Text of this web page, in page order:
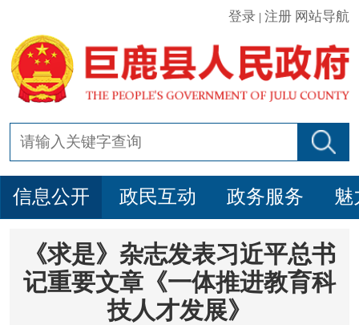
登录 |注册 网站导航
信息公开 政民互动 政务服务 魅
《求是》杂志发表习近平总书
记重要文章《一体推进教育科
技人才发展》